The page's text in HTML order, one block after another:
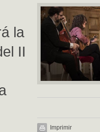
Imprimir
la
II